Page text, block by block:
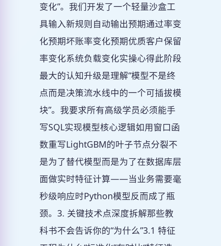
变化”。我们开发了一个轻量沙盒工
具输入新规则自动输出预期通过率变
化预期坏账率变化预期优质客户保留
率变化系统负载变化实操心得此阶段
最大的认知升级是理解“模型不是终
点而是决策流水线中的一个可插拔模
块”。我要求所有高级学员必须能手
写SQL实现模型核心逻辑如用窗口函
数重写LightGBM的叶子节点分裂不
是为了替代模型而是为了在数据库层
面做实时特征计算——当业务需要毫
秒级响应时Python模型反而成了瓶
颈。3. 关键技术点深度拆解那些教
科书不会告诉你的“为什么”3.1 特征